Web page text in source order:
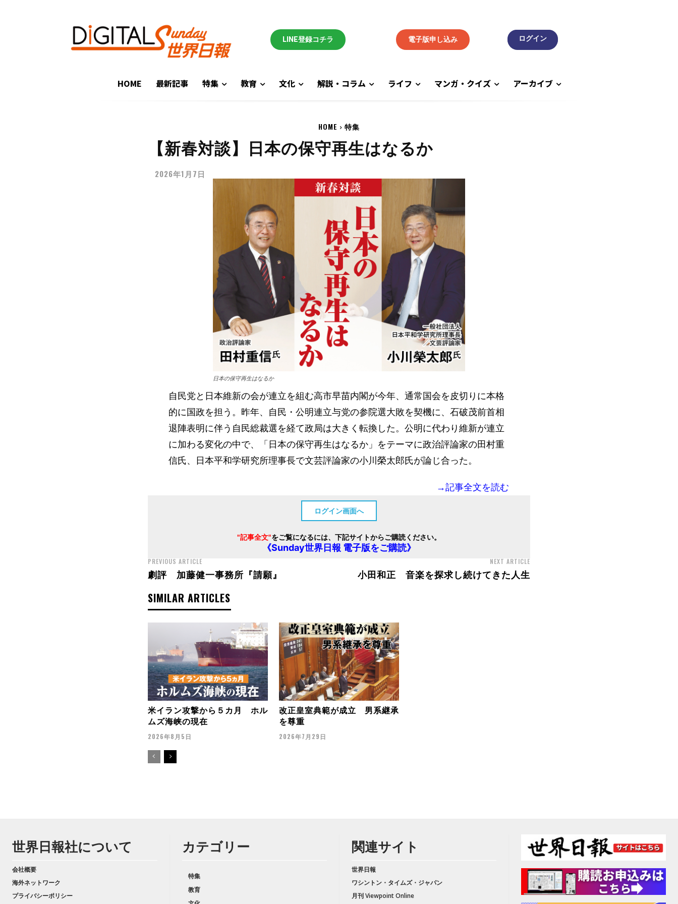
LINE登録コチラ 電子版申し込み
HOME 最新記事 特集 教育 文化 解説・コラム ライフ マンガ・クイズ アーカイブ
HOME 特集
【新春対談】日本の保守再生はなるか
2026年1月7日
日本の保守再生はなるか
自民党と日本維新の会が連立を組む高市早苗内閣が今年、通常国会を皮切りに本格
的に国政を担う。昨年、自民・公明連立与党の参院選大敗を契機に、石破茂前首相
退陣表明に伴う自民総裁選を経て政局は大きく転換した。公明に代わり維新が連立
に加わる変化の中で、「日本の保守再生はなるか」をテーマに政治評論家の田村重
信氏、日本平和学研究所理事長で文芸評論家の小川榮太郎氏が論じ合った。
→記事全文を読む
ログイン画面へ
"記事全文"をご覧になるには、下記サイトからご購読ください。
《Sunday世界日報 電子版をご購読》
PREVIOUS ARTICLE
劇評 加藤健一事務所『請願』
NEXT ARTICLE
小田和正 音楽を探求し続けてきた人生
SIMILAR ARTICLES
米イラン攻撃から５カ月 ホル
ムズ海峡の現在
2026年8月5日
改正皇室典範が成立 男系継承
を尊重
2026年7月29日
世界日報社について
会社概要
海外ネットワーク
プライバシーポリシー
カテゴリー
特集
教育
関連サイト
世界日報
ワシントン・タイムズ・ジャパン
月刊 Viewpoint Online